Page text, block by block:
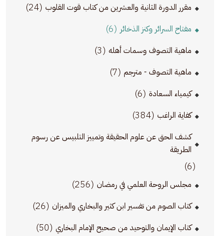
مقرر الدورة الثانية والعشرين من كتاب قوت القلوب (24)
مفتاح السرائر وكنز الذخائر (6)
ماهية التصوف وسمات أهله (3)
ماهية التصوف - مترجم (7)
كيمياء السعادة (6)
كفاية الراغب (384)
كشف الحق عن علوم الحقيقة وتمييز التلبيس عن رسوم
الطريقة
(6)
مجلس الروحة العلمي في رمضان (256)
كتاب الصوم من تفسير ابن كثير والبخاري والميزان (26)
كتاب الإيمان والتوحيد من صحيح الإمام البخاري (50)